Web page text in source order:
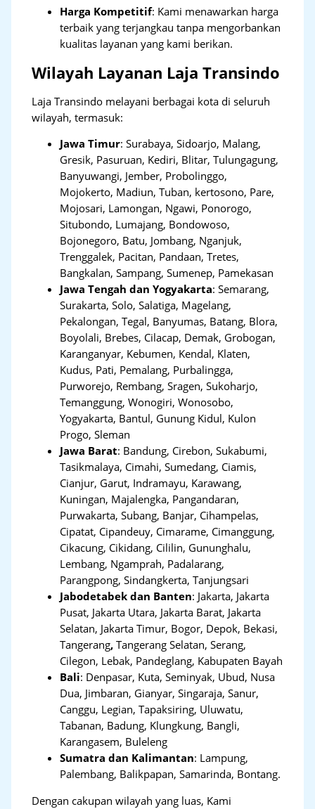
Harga Kompetitif: Kami menawarkan harga
terbaik yang terjangkau tanpa mengorbankan
kualitas layanan yang kami berikan.
Wilayah Layanan Laja Transindo
Laja Transindo melayani berbagai kota di seluruh
wilayah, termasuk:
Jawa Timur:Surabaya, Sidoarjo, Malang,
Gresik, Pasuruan, Kediri, Blitar, Tulungagung,
Banyuwangi, Jember, Probolinggo,
Mojokerto, Madiun, Tuban, kertosono, Pare,
Mojosari, Lamongan, Ngawi, Ponorogo,
Situbondo, Lumajang, Bondowoso,
Bojonegoro, Batu, Jombang, Nganjuk,
Trenggalek, Pacitan, Pandaan, Tretes,
Bangkalan, Sampang, Sumenep, Pamekasan
Jawa Tengah dan Yogyakarta:Semarang,
Surakarta, Solo, Salatiga, Magelang,
Pekalongan, Tegal, Banyumas, Batang, Blora,
Boyolali, Brebes, Cilacap, Demak, Grobogan,
Karanganyar, Kebumen, Kendal, Klaten,
Kudus, Pati, Pemalang, Purbalingga,
Purworejo, Rembang, Sragen, Sukoharjo,
Temanggung, Wonogiri, Wonosobo,
Yogyakarta, Bantul, Gunung Kidul, Kulon
Progo, Sleman
Jawa Barat: Bandung, Cirebon, Sukabumi,
Tasikmalaya, Cimahi, Sumedang, Ciamis,
Cianjur, Garut, Indramayu, Karawang,
Kuningan, Majalengka, Pangandaran,
Purwakarta, Subang, Banjar, Cihampelas,
Cipatat, Cipandeuy, Cimarame, Cimanggung,
Cikacung, Cikidang, Cililin, Gununghalu,
Lembang, Ngamprah, Padalarang,
Parangpong, Sindangkerta, Tanjungsari
Jabodetabek dan Banten: Jakarta, Jakarta
Pusat, Jakarta Utara, Jakarta Barat, Jakarta
Selatan, Jakarta Timur, Bogor, Depok, Bekasi,
Tangerang,Tangerang Selatan, Serang,
Cilegon, Lebak, Pandeglang, Kabupaten Bayah
Bali: Denpasar, Kuta, Seminyak, Ubud, Nusa
Dua, Jimbaran, Gianyar, Singaraja, Sanur,
Canggu, Legian, Tapaksiring, Uluwatu,
Tabanan, Badung, Klungkung, Bangli,
Karangasem, Buleleng
Sumatra dan Kalimantan: Lampung,
Palembang, Balikpapan, Samarinda, Bontang.
Dengan cakupan wilayah yang luas, Kami